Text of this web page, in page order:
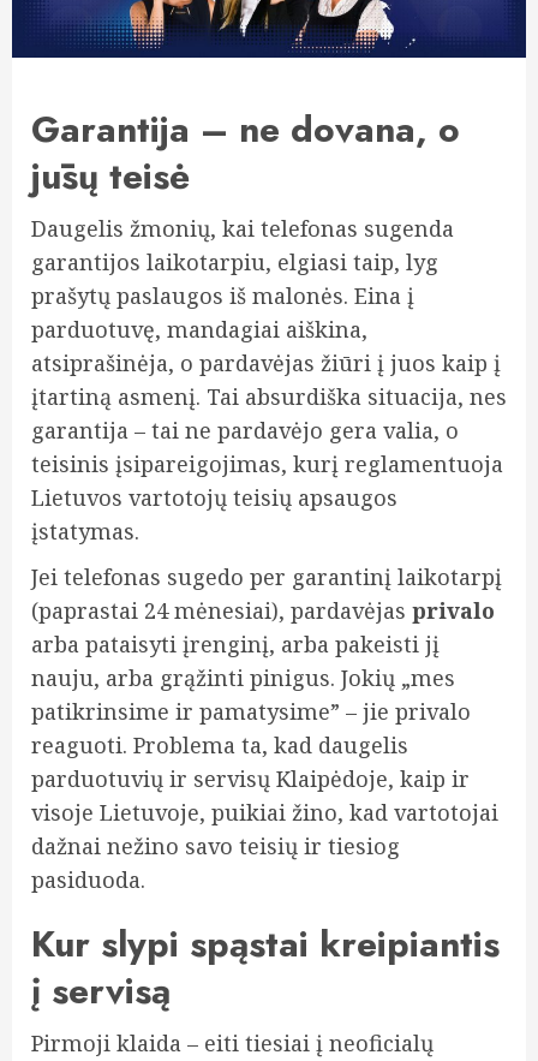
Garantija – ne dovana, o
jūsų teisė
Daugelis žmonių, kai telefonas sugenda
garantijos laikotarpiu, elgiasi taip, lyg
prašytų paslaugos iš malonės. Eina į
parduotuvę, mandagiai aiškina,
atsiprašinėja, o pardavėjas žiūri į juos kaip į
įtartiną asmenį. Tai absurdiška situacija, nes
garantija – tai ne pardavėjo gera valia, o
teisinis įsipareigojimas, kurį reglamentuoja
Lietuvos vartotojų teisių apsaugos
įstatymas.
Jei telefonas sugedo per garantinį laikotarpį
(paprastai 24 mėnesiai), pardavėjas privalo
arba pataisyti įrenginį, arba pakeisti jį
nauju, arba grąžinti pinigus. Jokių „mes
patikrinsime ir pamatysime” – jie privalo
reaguoti. Problema ta, kad daugelis
parduotuvių ir servisų Klaipėdoje, kaip ir
visoje Lietuvoje, puikiai žino, kad vartotojai
dažnai nežino savo teisių ir tiesiog
pasiduoda.
Kur slypi spąstai kreipiantis
į servisą
Pirmoji klaida – eiti tiesiai į neoficialų